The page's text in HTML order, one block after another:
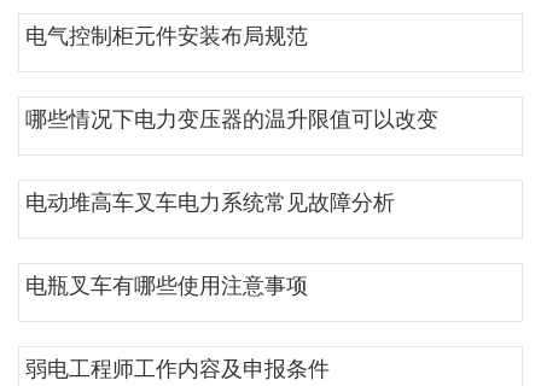
电气控制柜元件安装布局规范
哪些情况下电力变压器的温升限值可以改变
电动堆高车叉车电力系统常见故障分析
电瓶叉车有哪些使用注意事项
弱电工程师工作内容及申报条件